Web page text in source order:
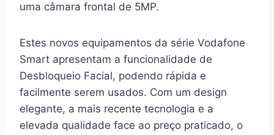
uma câmara frontal de 5MP.
Estes novos equipamentos da série Vodafone
Smart apresentam a funcionalidade de
Desbloqueio Facial, podendo rápida e
facilmente serem usados. Com um design
elegante, a mais recente tecnologia e a
elevada qualidade face ao preço praticado, o